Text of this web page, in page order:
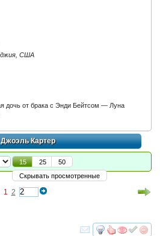
США
дочь от брака с Энди Бейтсом — Луна
Картер
15 25
50
Скрывать просмотренные
1 2